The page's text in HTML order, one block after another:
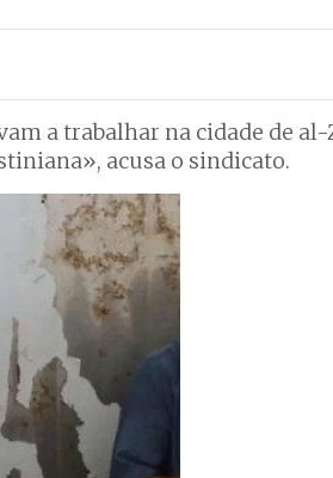
a trabalhar na cidade de al-
acusa o sindicato.